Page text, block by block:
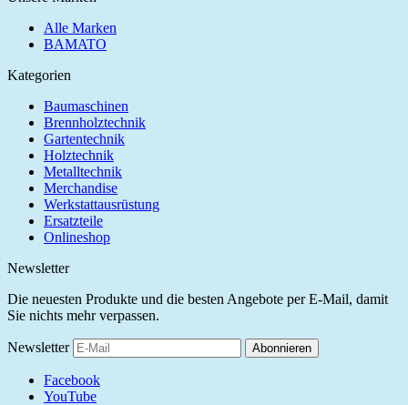
Alle Marken
BAMATO
Kategorien
Baumaschinen
Brennholztechnik
Gartentechnik
Holztechnik
Metalltechnik
Merchandise
Werkstattausrüstung
Ersatzteile
Onlineshop
Newsletter
Die neuesten Produkte und die besten Angebote per E-Mail, damit
Sie nichts mehr verpassen.
Newsletter Abonnieren
Facebook
YouTube